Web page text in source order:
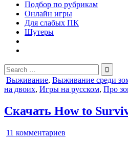
Подбор по рубрикам
Онлайн игры
Для слабых ПК
Шутеры
Search
for:
Posted
in
Выживание, Выживание среди
на двоих, Игры на русском, Про
Скачать How to
11 комментариев